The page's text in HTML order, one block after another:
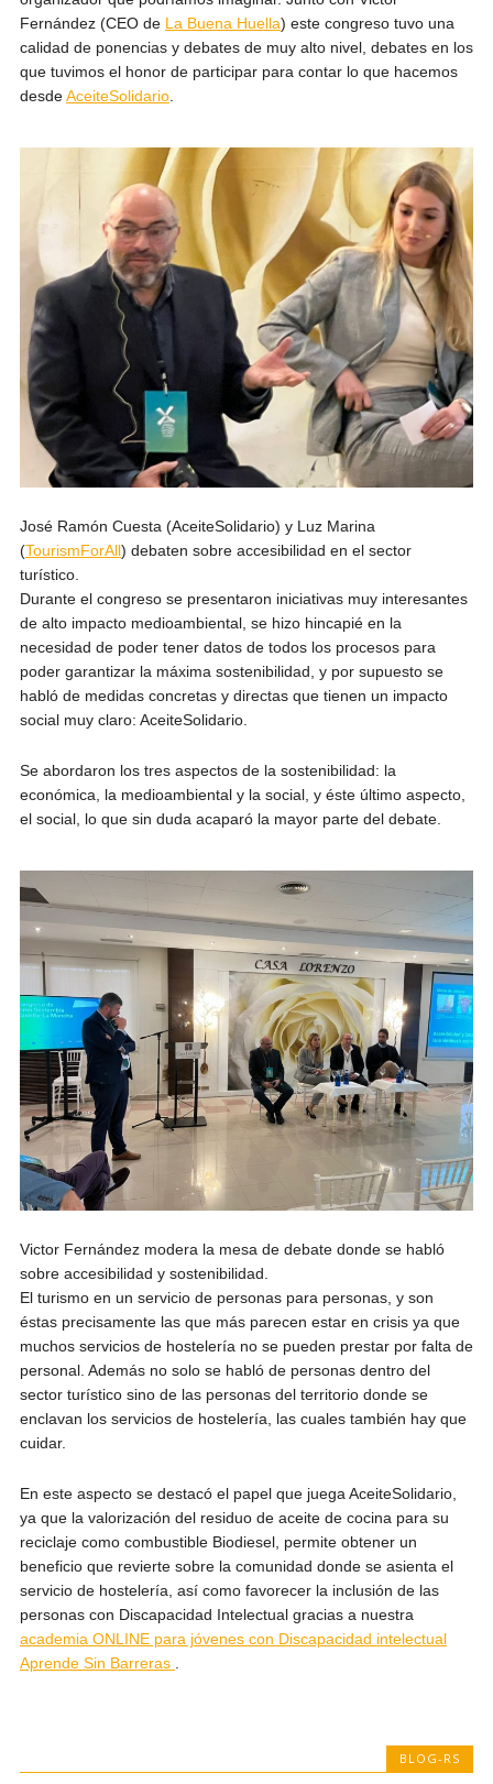
Fernández (CEO de La Buena Huella) este congreso tuvo una
calidad de ponencias y debates de muy alto nivel, debates en los
que tuvimos el honor de participar para contar lo que hacemos
desdeAceiteSolidario.
José Ramón Cuesta (AceiteSolidario) y Luz Marina
(TourismForAll) debaten sobre accesibilidad en el sector
turístico.
Durante el congreso se presentaron iniciativas muy interesantes
de alto impacto medioambiental, se hizo hincapié en la
necesidad de poder tener datos de todos los procesos para
poder garantizar la máxima sostenibilidad, y por supuesto se
habló de medidas concretas y directas que tienen un impacto
social muy claro: AceiteSolidario.
Se abordaron los tres aspectos de la sostenibilidad: la
económica, la medioambiental y la social, y éste último aspecto,
el social, lo que sin duda acaparó la mayor parte del debate.
Victor Fernández modera la mesa de debate donde se habló
sobre accesibilidad y sostenibilidad.
El turismo en un servicio de personas para personas, y son
éstas precisamente las que más parecen estar en crisis ya que
muchos servicios de hostelería no se pueden prestar por falta de
personal. Además no solo se habló de personas dentro del
sector turístico sino de las personas del territorio donde se
enclavan los servicios de hostelería, las cuales también hay que
cuidar.
En este aspecto se destacó el papel que juega AceiteSolidario,
ya que la valorización del residuo de aceite de cocina para su
reciclaje como combustible Biodiesel, permite obtener un
beneficio que revierte sobre la comunidad donde se asienta el
servicio de hostelería, así como favorecer la inclusión de las
personas con Discapacidad Intelectual gracias a nuestra
academia ONLINE para jóvenes con Discapacidad intelectual
Aprende Sin Barreras .
BLOG-RS